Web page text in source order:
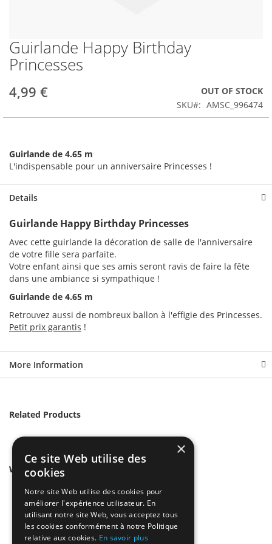
Skip
to
the
of
images
Guirlande Happy Birthday
Princesses
4,99 €
OUT OF STOCK
SKU
AMSC_996474
Guirlande de 4.65 m
L'indispensable pour un anniversaire Princesses !
Details
Guirlande Happy Birthday Princesses
Avec cette guirlande la décoration de salle de l'anniversaire
de votre fille sera parfaite.
Votre enfant ainsi que ses amis seront ravis de faire la fête
dans une ambiance si sympathique !
Guirlande de 4.65 m
Retrouvez aussi de nombreux ballon à l'effigie des Princesses.
Petit prix garantis !
More Information
Related Products
We found other products you might like!
×
Ce site Web utilise des
cookies
Notre site Web utilise des cookies pour
améliorer l'expérience utilisateur. En
utilisant notre site Web, vous acceptez tous
les cookies conformément à notre Politique
relative aux cookies. En savoir plus